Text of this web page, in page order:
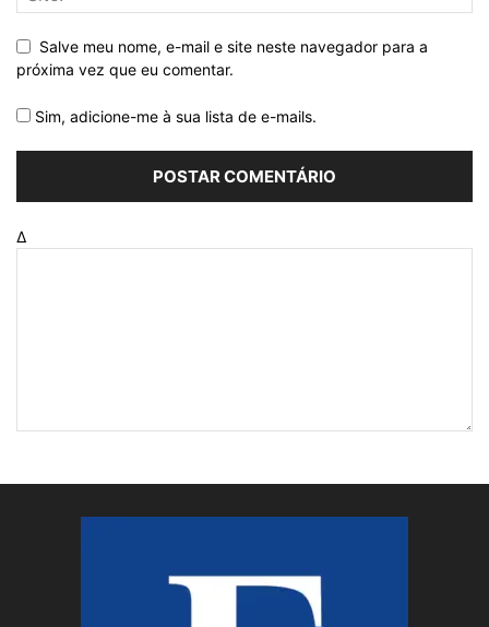
Salve meu nome, e-mail e site neste navegador para a
próxima vez que eu comentar.
Sim, adicione-me à sua lista de e-mails.
Δ